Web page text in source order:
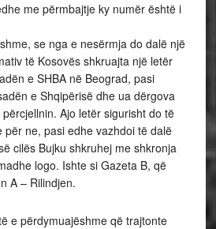
me përmbajtje ky numër është i
se nga e nesërmja do dalë një
të Kosovës shkruajta një letër
e SHBA në Beograd, pasi
e Shqipërisë dhe ua dërgova
Ajo letër sigurisht do të
për ne, pasi edhe vazhdoi të dalë
cilës Bujku shkruhej me shkronja
logo. Ishte si Gazeta B, që
A – Rilindjen.
e përdymuajëshme që trajtonte